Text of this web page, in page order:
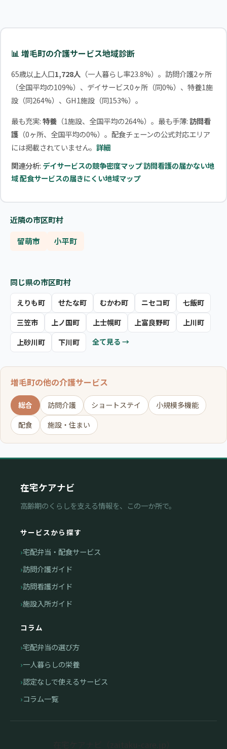
📊 増毛町の介護サービス地域診断
65歳以上人口1,728人（一人暮らし率23.8%）。訪問介護2ヶ所
（全国平均の109%）、デイサービス0ヶ所（同0%）、特養1施
設（同264%）、GH1施設（同153%）。
最も充実:特養（1施設、全国平均の264%）。最も手薄:訪問看
護（0ヶ所、全国平均の0%）。配食チェーンの公式対応エリア
には掲載されていません。 詳細
関連分析: デイサービスの競争密度マップ訪問看護の届かない地
域配食サービスの届きにくい地域マップ
近隣の市区町村
留萌市 小平町
同じ県の市区町村
えりも町 せたな町 むかわ町 ニセコ町
七飯町
三笠市
上ノ国町 上士幌町 上富良野町
上川町
上砂川町
下川町 全て見る →
増毛町の他の介護サービス
総合 訪問介護 ショートステイ
小規模多機能
配食
施設・住まい
在宅ケアナビ
高齢期のくらしを支える情報を、この一か所で。
サービスから探す
宅配弁当・配食サービス
訪問介護ガイド
訪問看護ガイド
施設入所ガイド
コラム
宅配弁当の選び方
一人暮らしの栄養
認定なしで使えるサービス
コラム一覧